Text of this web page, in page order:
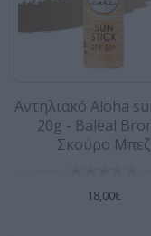
- soft
υψηλή
Αντηλιακό Aloha
20g - Baleal
Σκούρο Μπεζ
18,00€